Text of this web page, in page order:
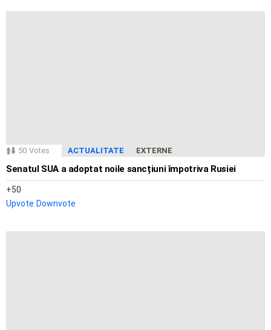
50 Votes ACTUALITATE EXTERNE
Senatul SUA a adoptat noile sancțiuni împotriva Rusiei
50
Upvote Downvote